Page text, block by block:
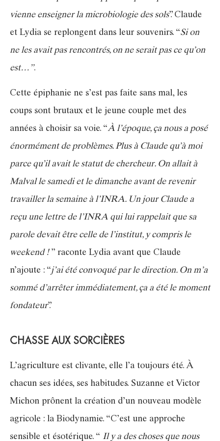
vienne enseigner la microbiologie des sols”. Claude
et Lydia se replongent dans leur souvenirs. “Si on
ne les avait pas rencontrés, on ne serait pas ce qu’on
est…”.
Cette épiphanie ne s’est pas faite sans mal, les
coups sont brutaux et le jeune couple met des
années à choisir sa voie. “À l’époque, ça nous a posé
énormément de problèmes. Plus à Claude qu’à moi
parce qu’il avait le statut de chercheur. On allait à
Malval le samedi et le dimanche avant de revenir
travailler la semaine à l’INRA. Un jour Claude a
reçu une lettre de l’INRA qui lui rappelait que sa
parole devait être celle de l’institut, y compris le
weekend ! ” raconte Lydia avant que Claude
n’ajoute : “j’ai été convoqué par le direction. On m’a
sommé d’arrêter immédiatement, ça a été le moment
fondateur”.
CHASSE AUX SORCIÈRES
L’agriculture est clivante, elle l’a toujours été. À
chacun ses idées, ses habitudes. Suzanne et Victor
Michon prônent la création d’un nouveau modèle
agricole : la Biodynamie. “C’est une approche
sensible et ésotérique. “ Il y a des choses que nous